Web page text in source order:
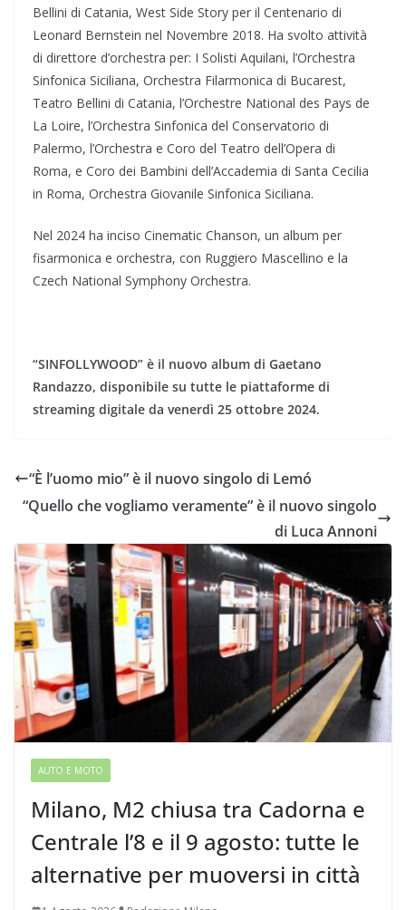
Bellini di Catania, West Side Story per il Centenario di
Leonard Bernstein nel Novembre 2018. Ha svolto attività
di direttore d’orchestra per: I Solisti Aquilani, l’Orchestra
Sinfonica Siciliana, Orchestra Filarmonica di Bucarest,
Teatro Bellini di Catania, l’Orchestre National des Pays de
La Loire, l’Orchestra Sinfonica del Conservatorio di
Palermo, l’Orchestra e Coro del Teatro dell’Opera di
Roma, e Coro dei Bambini dell’Accademia di Santa Cecilia
in Roma, Orchestra Giovanile Sinfonica Siciliana.
Nel 2024 ha inciso Cinematic Chanson, un album per
fisarmonica e orchestra, con Ruggiero Mascellino e la
Czech National Symphony Orchestra.
“SINFOLLYWOOD” è il nuovo album di Gaetano
Randazzo, disponibile su tutte le piattaforme di
streaming digitale da venerdì 25 ottobre 2024.
“È l’uomo mio” è il nuovo singolo di Lemó
“Quello che vogliamo veramente” è il nuovo singolo
di Luca Annoni
AUTO E MOTO
Milano, M2 chiusa tra Cadorna e
Centrale l’8 e il 9 agosto: tutte le
alternative per muoversi in città